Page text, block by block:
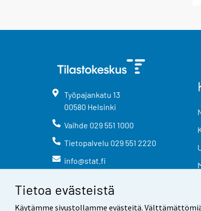
Tietoa evästeistä
Käytämme sivustollamme evästeitä.
Työpajankatu 13
00580 Helsinki
Vaihde 029 551 1000
Tietopalvelu 029 551 2220
info@stat.fi